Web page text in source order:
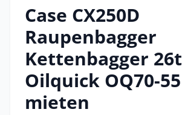
Case CX250D
Raupenbagger
Kettenbagger 26t
Oilquick OQ70-55
mieten